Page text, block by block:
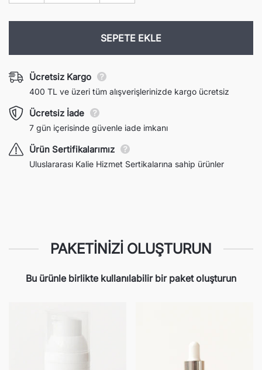
Günlük
50ml
Günlük
50ml
için
adedi
SEPETE EKLE
Ücretsiz Kargo
400 TL ve üzeri tüm alışverişlerinizde kargo ücretsiz
Ücretsiz İade
7 gün içerisinde güvenle iade imkanı
Ürün Sertifikalarımız
Uluslararası Kalie Hizmet Sertikalarına sahip ürünler
PAKETINIZI OLUŞTURUN
Bu ürünle birlikte kullanılabilir bir paket oluşturun